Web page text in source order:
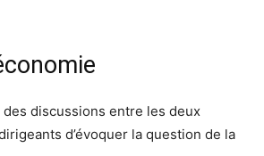
discussions entre les deux
d’évoquer la question de la